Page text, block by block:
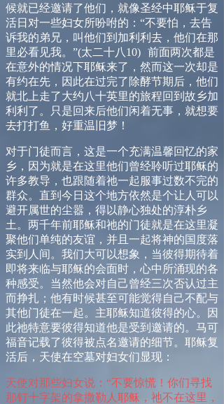
候就已经邀请了他们，就像圣经中耶稣于复
活日对一些妇女所吩咐的： “不要怕，去告
诉我的弟兄，叫他们到加利利去，他们在那
里必看见我。 ”(太二十八 10) 前面两次都是
在意外的情况下耶稣来了，然而这一次却是
有约在先，因此在过完了除酵节期后，他们
就北上走了大约八十英里的旅程回到故乡加
利利了。只是回来后他们闲着无事，就想要
去打打鱼，好重温旧梦！
对于门徒而言， 这是一个充满温馨回忆的家
乡，因为就是在这里他们曾经聆听过耶稣的
许多教导，也跟随着祂一起服事过数不完的
群众。直到今日这个地方依然是个让人可以
避开属世的尘嚣，得以静心独处的淳朴乡
土。两千年前耶稣和祂的门徒就是在这里凝
聚他们单纯的友谊，并且一起将神的国度落
实到人间。我们大可以想象，当彼得期待着
即将来临与耶稣的会面时，心中所涌现的各
种感受。当然他会对自己曾经三次否认过主
而挣扎；他有时候甚至可能觉得自己不配与
其他门徒在一起。主耶稣知道彼得的心。因
此祂特意要彼得知道他是受到邀请的。 马可
福音记载了彼得被点名邀请的细节。耶稣复
活后，天使在空墓对妇女们显现 ：
天使对那些妇女说：“不要惊慌！ 你们寻找
那钉十字架的拿撒勒人耶稣，祂不在这里，